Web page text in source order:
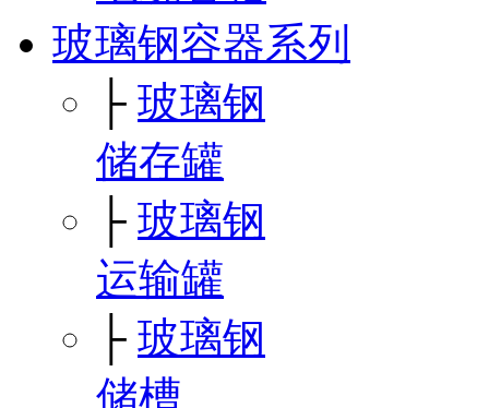
玻璃钢容器系列
├ 玻璃钢
储存罐
├ 玻璃钢
运输罐
├ 玻璃钢
储槽